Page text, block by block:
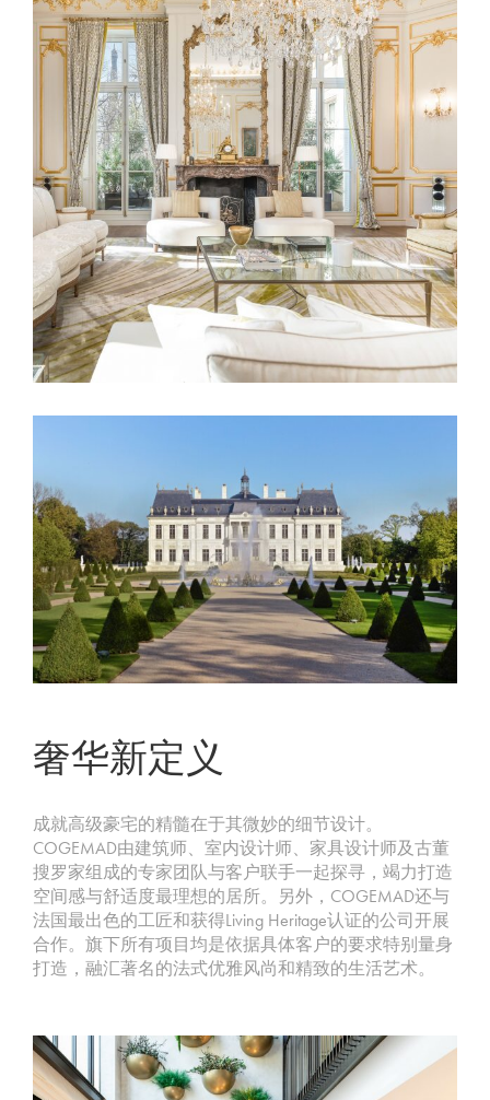
奢华新定义
成就高级豪宅的精髓在于其微妙的细节设计。
COGEMAD由建筑师、室内设计师、家具设计师及古董
搜罗家组成的专家团队与客户联手一起探寻，竭力打造
空间感与舒适度最理想的居所。另外，COGEMAD还与
法国最出色的工匠和获得Living Heritage认证的公司开展
合作。旗下所有项目均是依据具体客户的要求特别量身
打造，融汇著名的法式优雅风尚和精致的生活艺术。